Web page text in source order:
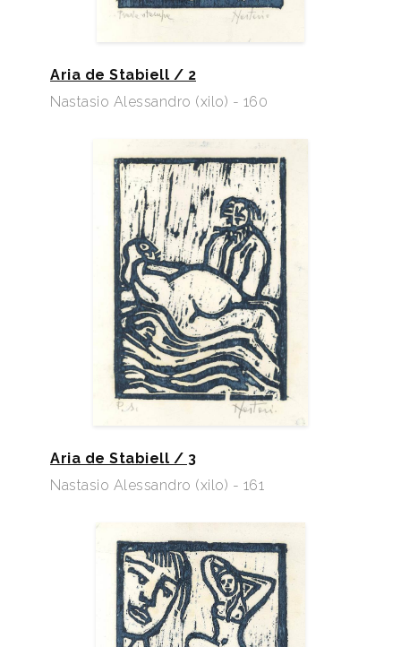
Aria de Stabiell / 2
Nastasio Alessandro (xilo) - 160
Aria de Stabiell / 3
Nastasio Alessandro (xilo) - 161